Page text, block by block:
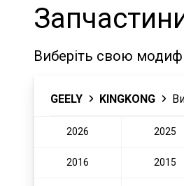
Виберіть свою
GEELY KINGKONG
2026 2025
2016 2015